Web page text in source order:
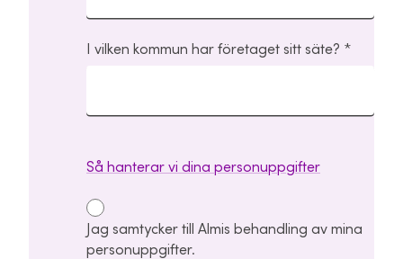
I vilken kommun har företaget sitt säte?
Så hanterar vi dina personuppgifter
Jag samtycker till Almis behandling av mina
personuppgifter.